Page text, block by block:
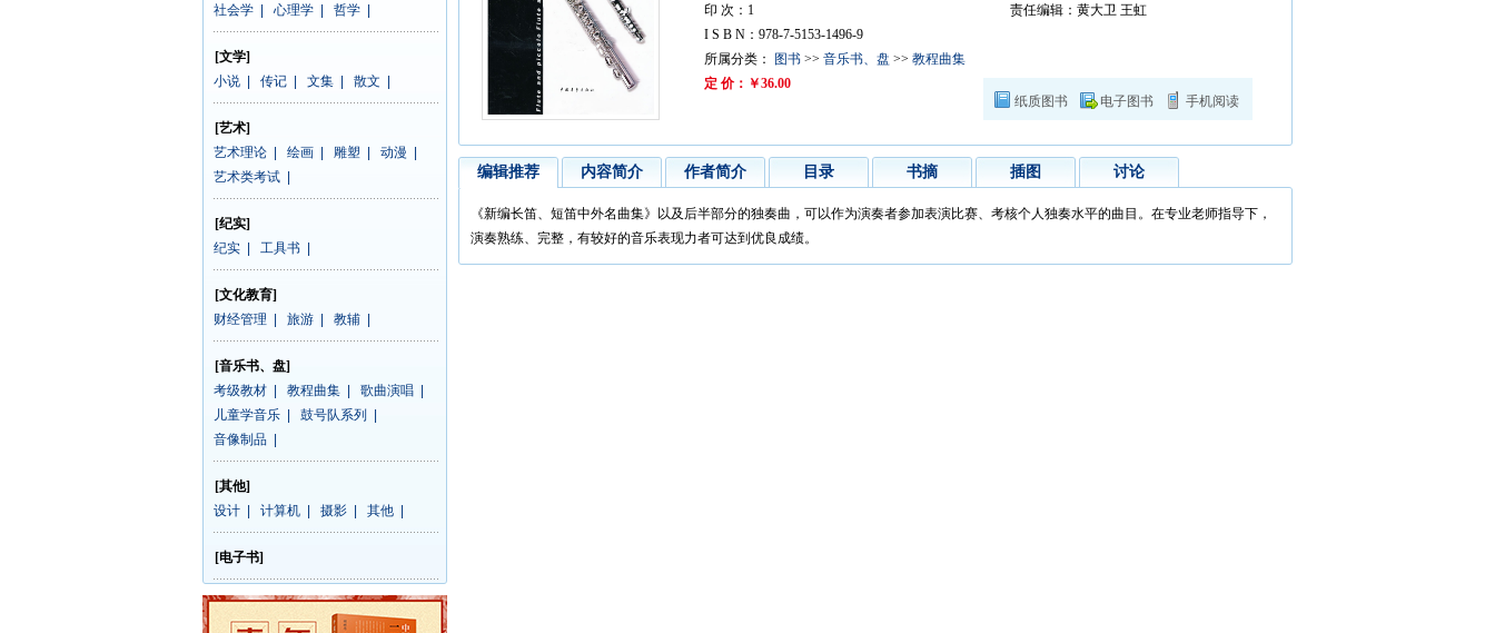
社会学
心理学 哲学
[文学]
小说
传记 文集 散文
[艺术]
艺术理论
绘画 雕塑 动漫
艺术类考试
[纪实]
纪实
工具书
[文化教育]
财经管理
旅游 教辅
[音乐书、盘]
考级教材
教程曲集 歌曲演唱
儿童学音乐
鼓号队系列
音像制品
[其他]
设计
计算机 摄影 其他
[电子书]
纸质图书 电子图书 手机阅读
印 次：1
I S B N：978-7-5153-1496-9
所属分类：
图书 >> 音乐书、盘 >> 教程曲集
定 价：￥36.00
责任编辑：黄大卫 王虹
编辑推荐 内容简介 作者简介 目录 书摘 插图 讨论
《新编长笛、短笛中外名曲集》以及后半部分的独奏曲，可以作为演奏者参加表演比赛、考核个人独奏水平的曲目。在专业老师指导下，
演奏熟练、完整，有较好的音乐表现力者可达到优良成绩。